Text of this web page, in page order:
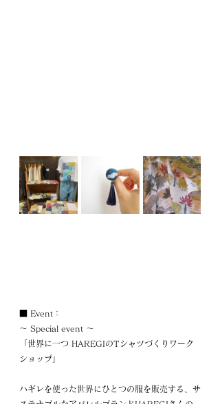
Event：
～ Special event ～
「世界に一つ HAREGIのTシャツづくりワーク
ショップ」
ハギレを使った世界にひとつの服を販売する、サ